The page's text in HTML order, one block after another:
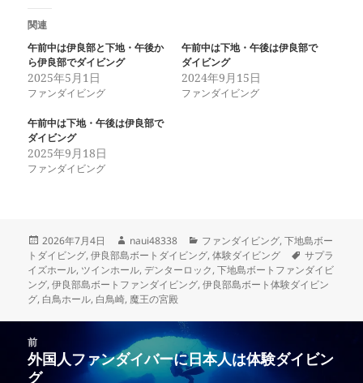
関連
午前中は伊良部と下地・午後か
ら伊良部でダイビング
2025年5月1日
ファンダイビング
午前中は下地・午後は伊良部で
ダイビング
2024年9月15日
ファンダイビング
午前中は下地・午後は伊良部で
ダイビング
2025年9月18日
ファンダイビング
投
稿
日:
2026年7月4日
作
成
者
naui48338
カ
テ
ゴ
リ
ファンダイビング,下地島ボー
トダイビング,伊良部島ボートダイビング,体験ダイビング
タ
グ
サプラ
イズホール, ツインホール,デンターロック,下地島ボートファンダイビ
ング,伊良部島ボートファンダイビング,伊良部島ボート体験ダイビン
グ, 白鳥ホール, 白鳥崎, 魔王の宮殿
前
前
の
外国人ファンダイバーに日本人は体験ダイビン
グ